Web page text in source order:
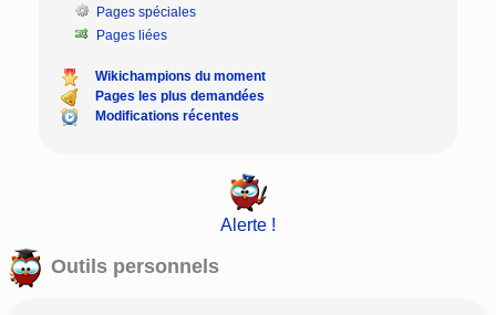
Pages spéciales
Pages liées
Wikichampions du moment
Pages les plus demandées
Modifications récentes
Alerte !
Outils personnels